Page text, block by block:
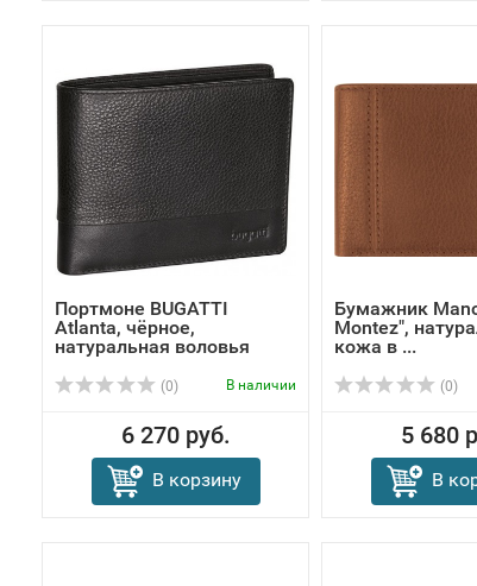
Портмоне BUGATTI
Atlanta, чёрное,
натуральная воловья
(0) В наличии
6 270 руб.
В корзину
Бумажник
Montez",
кожа в ...
(0)
5 680
В